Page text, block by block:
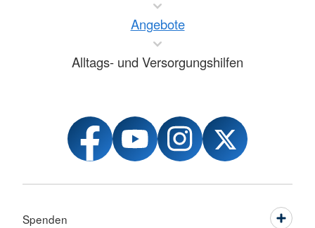
Angebote
Alltags- und Versorgungshilfen
Spenden